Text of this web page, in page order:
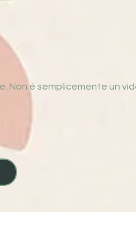
Non è semplicemente un